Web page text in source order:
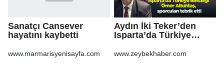
Sanatçı Cansever
hayatını kaybetti
www.marmarisyenisayfa.com
Aydın İki Teker’den
Isparta’da Türkiye
Altuntaş, sporcuları
www.zeybekhaber.com